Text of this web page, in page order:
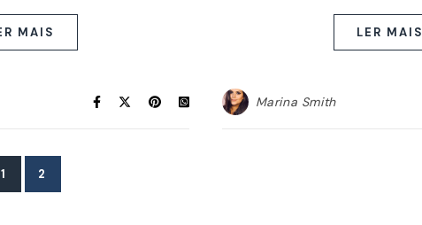
MAIS LER MAIS
Marina Smith
1 2